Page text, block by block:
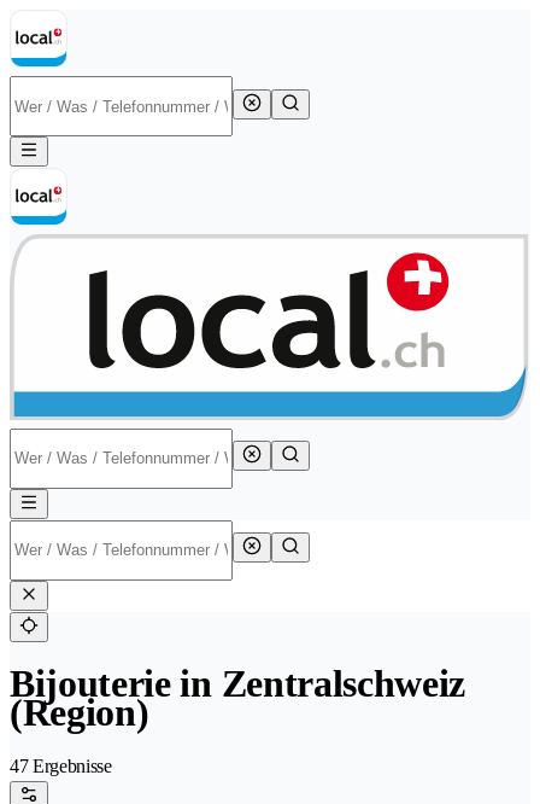
Bijouterie in Zentralschweiz
(Region)
47 Ergebnisse